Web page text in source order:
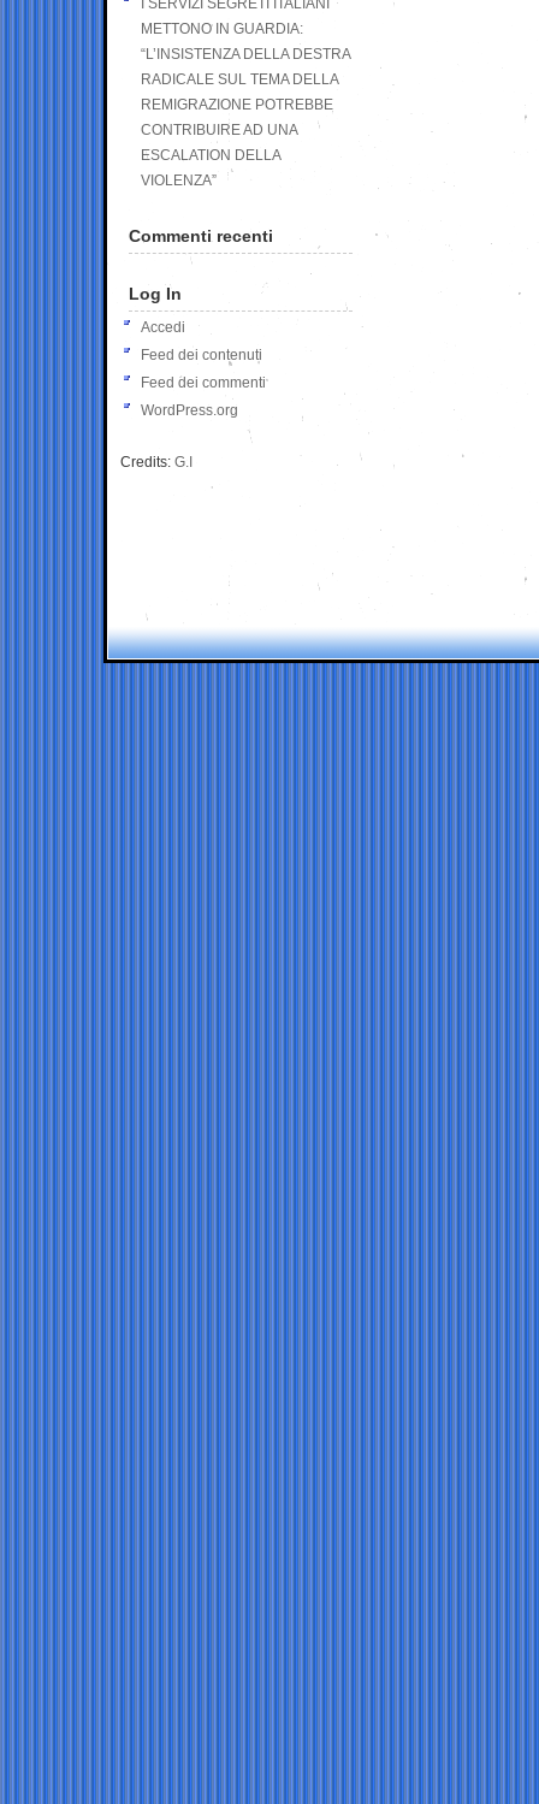
I SERVIZI SEGRETI ITALIANI
METTONO IN GUARDIA:
“L’INSISTENZA DELLA DESTRA
RADICALE SUL TEMA DELLA
REMIGRAZIONE POTREBBE
CONTRIBUIRE AD UNA
ESCALATION DELLA
VIOLENZA”
Commenti recenti
Log In
Accedi
Feed dei contenuti
Feed dei commenti
WordPress.org
Credits: G.I